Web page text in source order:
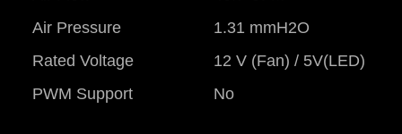
Air Pressure
1.31 mmH2O
Rated Voltage
12 V (Fan) / 5V(LED)
PWM Support
No